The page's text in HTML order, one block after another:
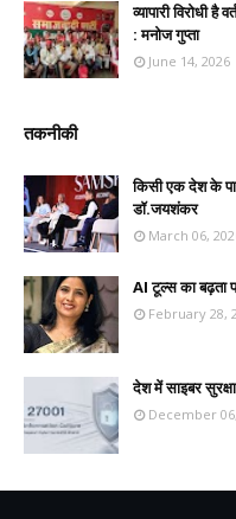
व्यापारी विरोधी
: मनोज गुप्ता
June 14, 2026
तकनीकी
किसी एक देश के
डॉ.जयशंकर
March 06,
AI टूल्स का बढ़ता
February 28,
देश में साइबर
December